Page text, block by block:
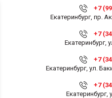
+7
Екатеринбург, пр.
+7
Екатеринбург,
+7
Екатеринбург, ул.
+7
Екатеринбург,